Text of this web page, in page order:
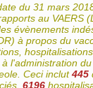
du 31 mars
au VAERS
évènements
à propos du
l'administration
Ceci inclut445
6196